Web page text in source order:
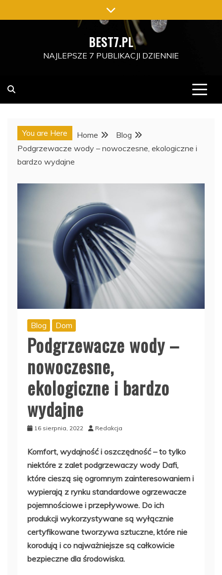
to
BEST7.PL
NAJLEPSZE 7 PUBLIKACJI DZIENNIE
You are Here Home
Blog
Podgrzewacze wody – nowoczesne, ekologiczne i
bardzo wydajne
Blog Dom
Podgrzewacze wody –
nowoczesne,
ekologiczne i bardzo
wydajne
16 sierpnia, 2022 Redakcja
Komfort, wydajność i oszczędność – to tylko
niektóre z zalet podgrzewaczy wody Dafi,
które cieszą się ogromnym zainteresowaniem i
wypierają z rynku standardowe ogrzewacze
pojemnościowe i przepływowe. Do ich
produkcji wykorzystywane są wyłącznie
certyfikowane tworzywa sztuczne, które nie
korodują i co najważniejsze są całkowicie
bezpieczne dla środowiska.